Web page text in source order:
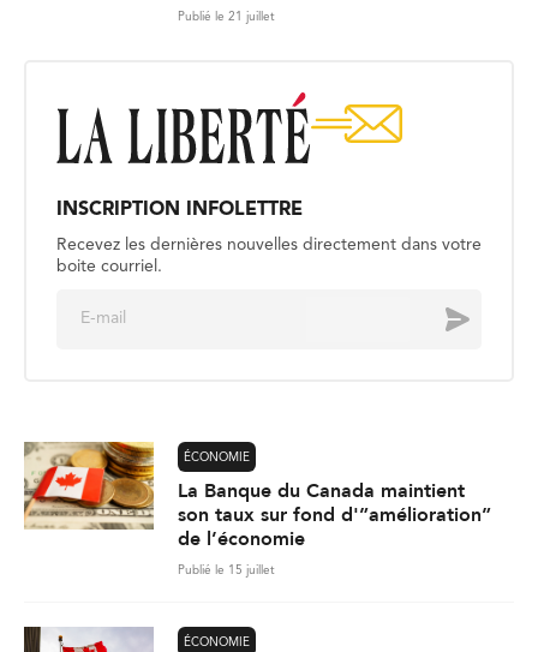
Publié le 21 juillet
INSCRIPTION INFOLETTRE
Recevez les dernières nouvelles directement dans votre
boite courriel.
Envoyer
ÉCONOMIE
La Banque du Canada maintient
son taux sur fond d'”amélioration”
de l’économie
Publié le 15 juillet
ÉCONOMIE